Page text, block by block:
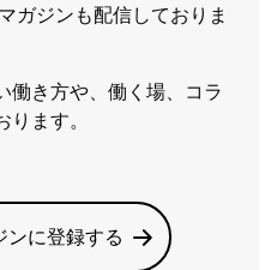
ガジンも配信しておりま
働き方や、働く場、コラ
ます。
ンに登録する